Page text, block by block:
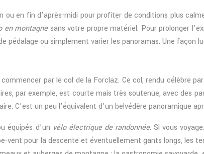
en fin d’après-midi pour profiter de conditions plus
en montagnesans votre propre matériel. Pour prolonger
ou simplement varier les panoramas. Une façon
par le col de la Forclaz. Ce col, rendu célèbre
par exemple, est courte mais très soutenue, avec des
C’est un peu l’équivalent d’un belvédère panoramique
équipés d’un vélo électrique de randonnée. Si vous
vent pour la descente et éventuellement gants longs,